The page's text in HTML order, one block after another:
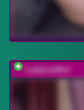
LadyLeather